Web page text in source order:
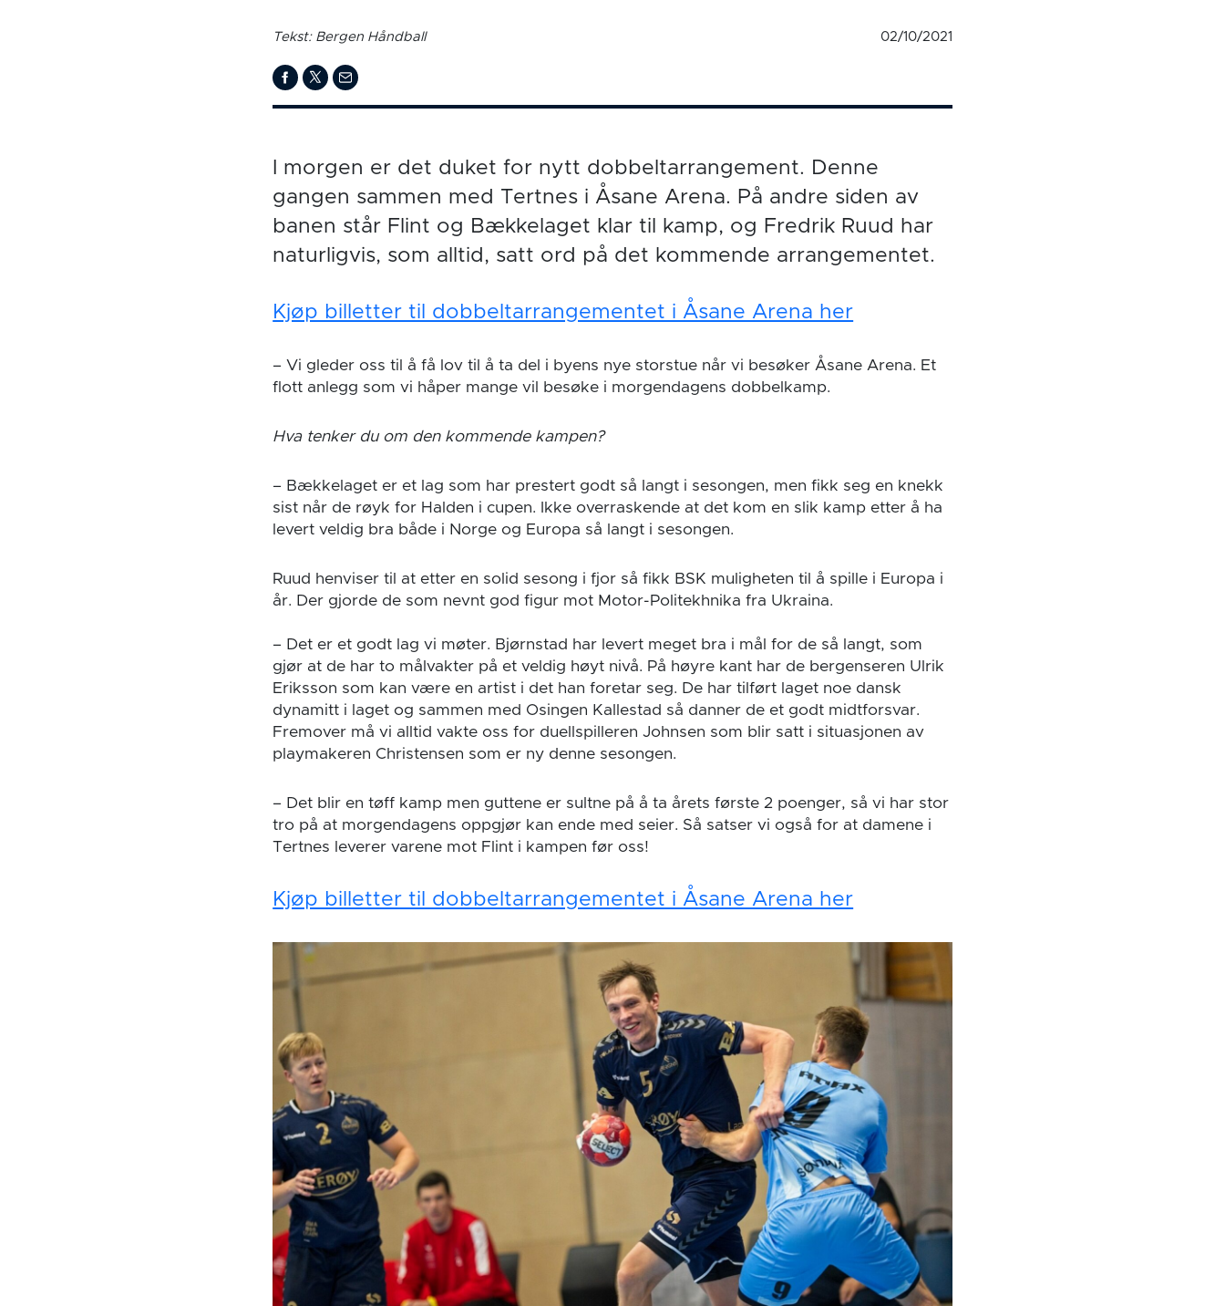
Tekst: Bergen Håndball 02/10/2021
I morgen er det duket for nytt dobbeltarrangement. Denne
gangen sammen med Tertnes i Åsane Arena. På andre siden av
banen står Flint og Bækkelaget klar til kamp, og Fredrik Ruud har
naturligvis, som alltid, satt ord på det kommende arrangementet.
Kjøp billetter til dobbeltarrangementet i Åsane Arena her
– Vi gleder oss til å få lov til å ta del i byens nye storstue når vi besøker Åsane Arena. Et
flott anlegg som vi håper mange vil besøke i morgendagens dobbelkamp.
Hva tenker du om den kommende kampen?
– Bækkelaget er et lag som har prestert godt så langt i sesongen, men fikk seg en knekk
sist når de røyk for Halden i cupen. Ikke overraskende at det kom en slik kamp etter å ha
levert veldig bra både i Norge og Europa så langt i sesongen.
Ruud henviser til at etter en solid sesong i fjor så fikk BSK muligheten til å spille i Europa i
år. Der gjorde de som nevnt god figur mot Motor-Politekhnika fra Ukraina.
– Det er et godt lag vi møter. Bjørnstad har levert meget bra i mål for de så langt, som
gjør at de har to målvakter på et veldig høyt nivå. På høyre kant har de bergenseren Ulrik
Eriksson som kan være en artist i det han foretar seg. De har tilført laget noe dansk
dynamitt i laget og sammen med Osingen Kallestad så danner de et godt midtforsvar.
Fremover må vi alltid vakte oss for duellspilleren Johnsen som blir satt i situasjonen av
playmakeren Christensen som er ny denne sesongen.
– Det blir en tøff kamp men guttene er sultne på å ta årets første 2 poenger, så vi har stor
tro på at morgendagens oppgjør kan ende med seier. Så satser vi også for at damene i
Tertnes leverer varene mot Flint i kampen før oss!
Kjøp billetter til dobbeltarrangementet i Åsane Arena her